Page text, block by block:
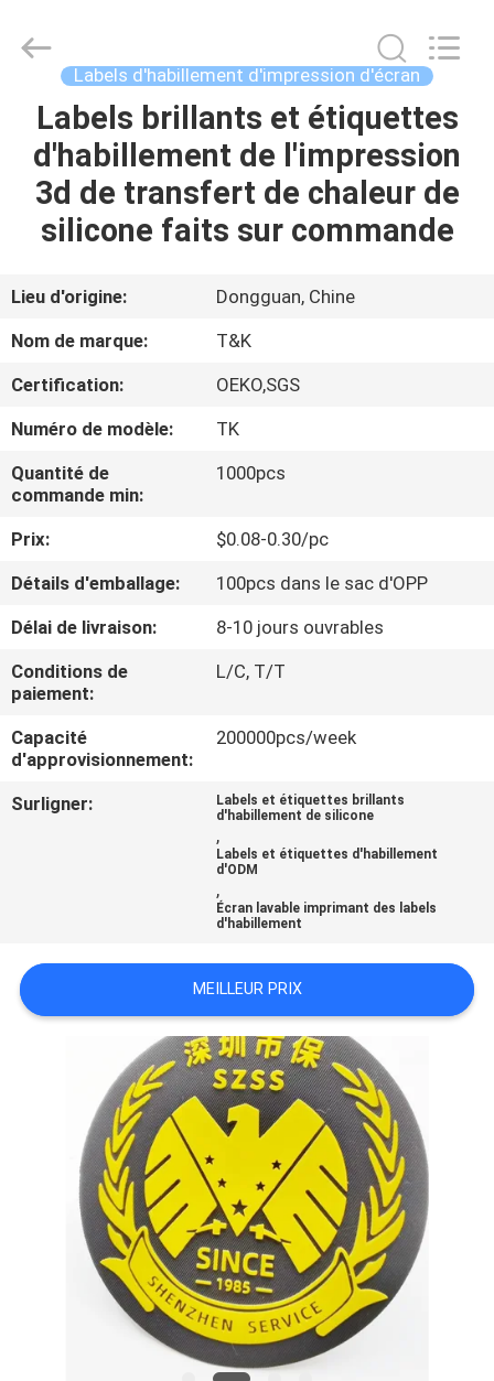
MAISON
PRODUITS
SUJET
DE
NOUS
VISITE
D'USINE
CONTRÔLE
DE
QUALITÉ
CONTACTEZ-
NOUS
DEMANDEZ
DU
SITE
PRIVACY
POLICY
Garment
Accessories
Labels d'habillement d'impression d'écran
Labels brillants et étiquettes
d'habillement de l'impression
3d de transfert de chaleur de
silicone faits sur commande
Lieu d'origine:
Dongguan, Chine
Nom de marque:
T&K
Certification:
OEKO,SGS
Numéro de modèle:
TK
Quantité de
commande min:
1000pcs
Prix:
$0.08-0.30/pc
Détails d'emballage:
100pcs dans le sac d'OPP
Délai de livraison:
8-10 jours ouvrables
Conditions de
paiement:
L/C, T/T
Capacité
d'approvisionnement:
200000pcs/week
Surligner:
Labels et étiquettes brillants
d'habillement de silicone
,
Labels et étiquettes d'habillement
d'ODM
,
Écran lavable imprimant des labels
d'habillement
MEILLEUR PRIX